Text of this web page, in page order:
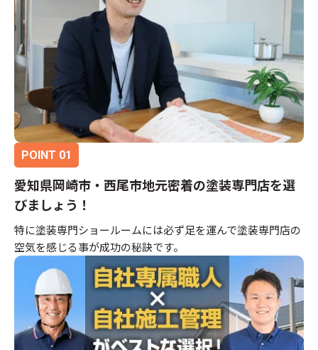
愛知県岡崎市・西尾市地元密着の塗装専門店を選
びましょう！
特に塗装専門ショールームには必ず足を運んで塗装専門店の
空気を感じる事が成功の秘訣です。